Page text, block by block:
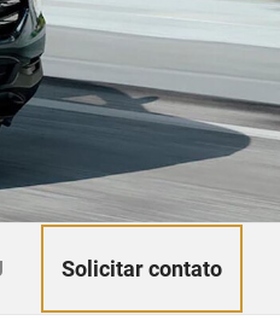
Solicitar contato